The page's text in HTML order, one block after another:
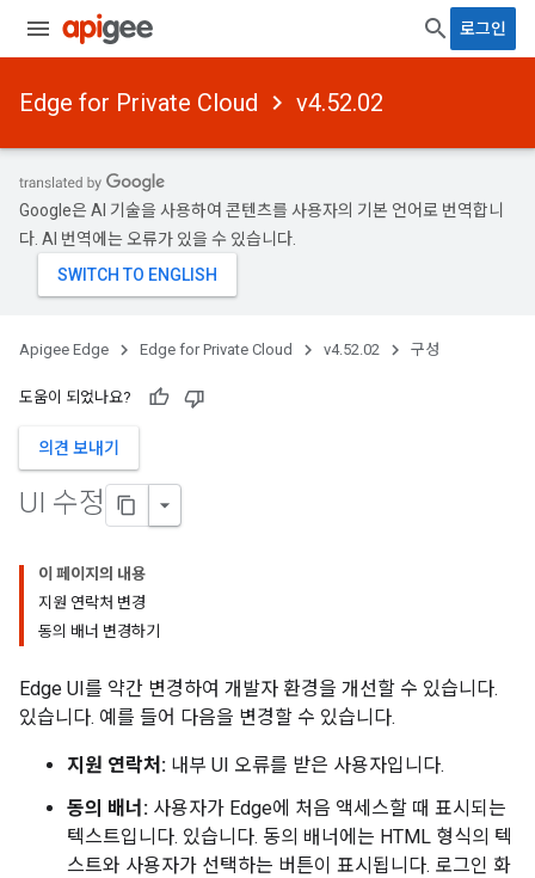
로그인
Edge for Private Cloud v4.52.02
Google은 AI 기술을 사용하여 콘텐츠를 사용자의 기본 언어로 번역합니
다. AI 번역에는 오류가 있을 수 있습니다.
Apigee Edge Edge for Private Cloud v4.52.02 구성
도움이 되었나요?
의견 보내기
UI 수정
이 페이지의 내용
지원 연락처 변경
동의 배너 변경하기
Edge UI를 약간 변경하여 개발자 환경을 개선할 수 있습니다.
있습니다. 예를 들어 다음을 변경할 수 있습니다.
지원 연락처: 내부 UI 오류를 받은 사용자입니다.
동의 배너: 사용자가 Edge에 처음 액세스할 때 표시되는
텍스트입니다. 있습니다. 동의 배너에는 HTML 형식의 텍
스트와 사용자가 선택하는 버튼이 표시됩니다. 로그인 화